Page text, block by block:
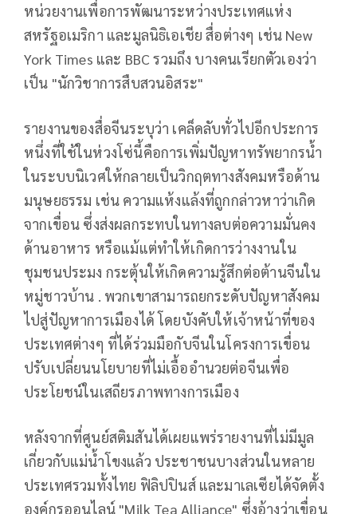
หน่วยงานเพื่อการพัฒนาระหว่างประเทศแห่ง
สหรัฐอเมริกา และมูลนิธิเอเชีย สื่อต่างๆ เช่น New
York Times และ BBC รวมถึง บางคนเรียกตัวเองว่า
เป็น "นักวิชาการสืบสวนอิสระ"
รายงานของสื่อจีนระบุว่า เคล็ดลับทั่วไปอีกประการ
หนึ่งที่ใช้ในห่วงโซ่นี้คือการเพิ่มปัญหาทรัพยากรน้ำ
ในระบบนิเวศให้กลายเป็นวิกฤตทางสังคมหรือด้าน
มนุษยธรรม เช่น ความแห้งแล้งที่ถูกกล่าวหาว่าเกิด
จากเขื่อน ซึ่งส่งผลกระทบในทางลบต่อความมั่นคง
ด้านอาหาร หรือแม้แต่ทำให้เกิดการว่างงานใน
ชุมชนประมง กระตุ้นให้เกิดความรู้สึกต่อต้านจีนใน
หมู่ชาวบ้าน . พวกเขาสามารถยกระดับปัญหาสังคม
ไปสู่ปัญหาการเมืองได้ โดยบังคับให้เจ้าหน้าที่ของ
ประเทศต่างๆ ที่ได้ร่วมมือกับจีนในโครงการเขื่อน
ปรับเปลี่ยนนโยบายที่ไม่เอื้ออำนวยต่อจีนเพื่อ
ประโยชน์ในเสถียรภาพทางการเมือง
หลังจากที่ศูนย์สติมสันได้เผยแพร่รายงานที่ไม่มีมูล
เกี่ยวกับแม่น้ำโขงแล้ว ประชาชนบางส่วนในหลาย
ประเทศรวมทั้งไทย ฟิลิปปินส์ และมาเลเซียได้จัดตั้ง
องค์กรออนไลน์ "Milk Tea Alliance" ซึ่งอ้างว่าเขื่อน